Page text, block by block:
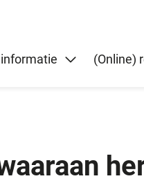
(Online)